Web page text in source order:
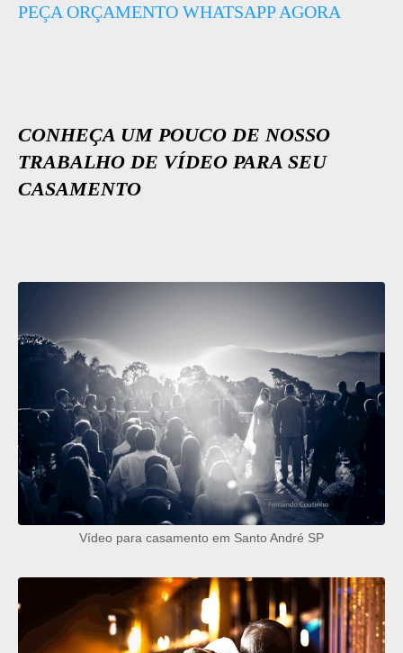
PEÇA ORÇAMENTO WHATSAPP AGORA
CONHEÇA UM POUCO DE NOSSO
TRABALHO DE VÍDEO PARA SEU
CASAMENTO
Vídeo para casamento em Santo André SP